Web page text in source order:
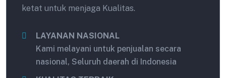
ketat untuk menjaga Kualitas.
LAYANAN NASIONAL
Kami melayani untuk penjualan secara
nasional, Seluruh daerah di Indonesia